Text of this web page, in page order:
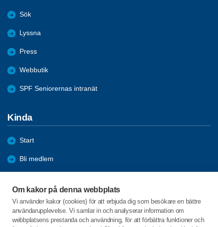
Om kakor på denna webbplats
Vi använder kakor (cookies) för att erbjuda dig som besökare en bättre
användarupplevelse. Vi samlar in och analyserar information om
webbplatsens prestanda och användning, för att förbättra funktioner och
Sök
Lyssna
Press
Webbutik
SPF Seniorernas intranät
Kinda
Start
Bli medlem
Aktiviteter
Bildgalleri